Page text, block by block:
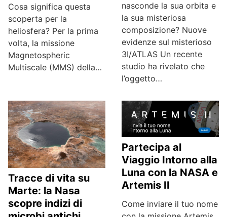
Cosa significa questa
scoperta per la
heliosfera? Per la prima
volta, la missione
Magnetospheric
Multiscale (MMS) della…
nasconde la sua orbita e
la sua misteriosa
composizione? Nuove
evidenze sul misterioso
3I/ATLAS Un recente
studio ha rivelato che
l’oggetto…
Tracce di vita su
Marte: la Nasa
scopre indizi di
Partecipa al
Viaggio Intorno alla
Luna con la NASA e
Artemis II
Come inviare il tuo nome